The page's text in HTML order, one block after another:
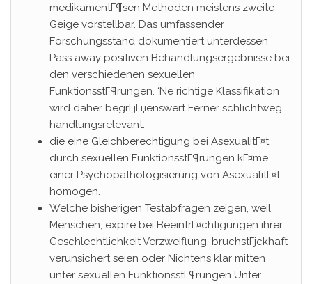
medikamentГ¶sen Methoden meistens zweite
Geige vorstellbar. Das umfassender
Forschungsstand dokumentiert unterdessen
Pass away positiven Behandlungsergebnisse bei
den verschiedenen sexuellen
FunktionsstГ¶rungen. ‘Ne richtige Klassifikation
wird daher begrГјГџenswert Ferner schlichtweg
handlungsrelevant.
die eine Gleichberechtigung bei AsexualitГ¤t
durch sexuellen FunktionsstГ¶rungen kГ¤me
einer Psychopathologisierung von AsexualitГ¤t
homogen.
Welche bisherigen Testabfragen zeigen, weil
Menschen, expire bei BeeintrГ¤chtigungen ihrer
Geschlechtlichkeit Verzweiflung, bruchstГјckhaft
verunsichert seien oder Nichtens klar mitten
unter sexuellen FunktionsstГ¶rungen Unter